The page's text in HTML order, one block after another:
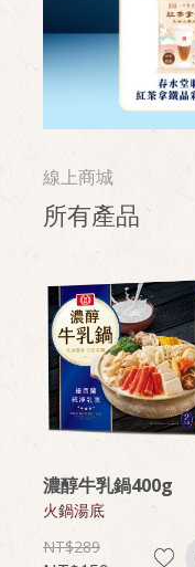
線上商城
所有產品
濃醇牛乳鍋400g
火鍋湯底
289